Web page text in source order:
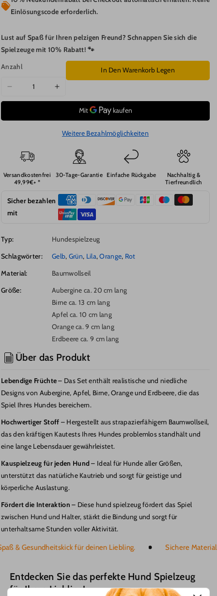
Einlösungscode erforderlich.
Lust auf Spaß für Ihren pelzigen Freund? Schnappen Sie sich die
Spielzeuge mit 10% Rabatt! 🐾
Anzahl
Verringere
die
für
Baumwollseil
Realistische
&amp;
Langlebige
Kauspielzeug
Obstsorten,
voller
Spaß
Erhöhe
die
Menge
für
Hund
Baumwollseil
Obstset,
Realistische
Langlebige
Kauspielzeug
Hund,
Obstsorten,
voller
Spaß
In Den Warenkorb Legen
Weitere Bezahlmöglichkeiten
Versandkostenfrei
49,99€+ *
30-Tage-Garantie Einfache Rückgabe
Nachhaltig &
Tierfreundlich
Sicher bezahlen
mit
Typ:
Hundespielzeug
Schlagwörter:
Gelb, Grün, Lila,Orange, Rot
Material:
Baumwollseil
Größe:
Aubergine ca. 20 cm lang
Birne ca. 13 cm lang
Apfel ca. 10 cm lang
Orange ca. 9 cm lang
Erdbeere ca. 9 cm lang
Über das Produkt
Lebendige Früchte– Das Set enthält realistische und niedliche
Designs von Aubergine, Apfel, Birne, Orange und Erdbeere, die das
Spiel Ihres Hundes bereichern.
Hochwertiger Stoff – Hergestellt aus strapazierfähigem Baumwollseil,
das den kräftigen Kautests Ihres Hundes problemlos standhält und
eine lange Lebensdauer gewährleistet.
Kauspielzeug für jeden Hund– Ideal für Hunde aller Größen,
unterstützt das natürliche Kautrieb und sorgt für geistige und
körperliche Auslastung.
Fördert die Interaktion – Diese hund spielzeug fördert das Spiel
zwischen Hund und Halter, stärkt die Bindung und sorgt für
unterhaltsame Stunden voller Aktivität.
& Gesundheitskick für deinen Liebling. Sichere
Entdecken Sie das perfekte Hund Spielzeug
für Ihren Liebling!